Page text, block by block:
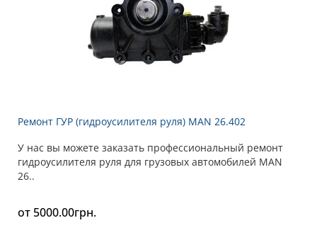
Ремонт ГУР (гидроусилителя руля) MAN 26.402
У нас вы можете заказать профессиональный ремонт
гидроусилителя руля для грузовых автомобилей MAN
26..
от 5000.00грн.